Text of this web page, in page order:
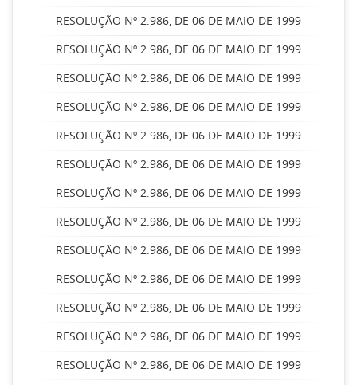
RESOLUÇÃO Nº 2.986, DE 06 DE MAIO DE 1999
RESOLUÇÃO Nº 2.986, DE 06 DE MAIO DE 1999
RESOLUÇÃO Nº 2.986, DE 06 DE MAIO DE 1999
RESOLUÇÃO Nº 2.986, DE 06 DE MAIO DE 1999
RESOLUÇÃO Nº 2.986, DE 06 DE MAIO DE 1999
RESOLUÇÃO Nº 2.986, DE 06 DE MAIO DE 1999
RESOLUÇÃO Nº 2.986, DE 06 DE MAIO DE 1999
RESOLUÇÃO Nº 2.986, DE 06 DE MAIO DE 1999
RESOLUÇÃO Nº 2.986, DE 06 DE MAIO DE 1999
RESOLUÇÃO Nº 2.986, DE 06 DE MAIO DE 1999
RESOLUÇÃO Nº 2.986, DE 06 DE MAIO DE 1999
RESOLUÇÃO Nº 2.986, DE 06 DE MAIO DE 1999
RESOLUÇÃO Nº 2.986, DE 06 DE MAIO DE 1999